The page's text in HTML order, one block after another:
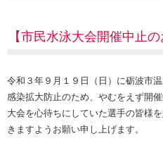
【市民水泳大会開催中止の
令和３年９月１９日（日）に砺波市
感染拡大防止のため、やむをえず開催
大会を心待ちにしていた選手の皆様
きますようお願い申し上げます。